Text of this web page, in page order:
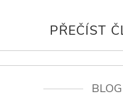
BLOG